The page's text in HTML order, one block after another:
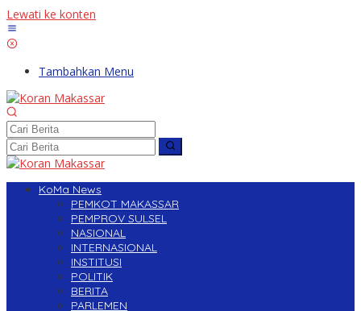
Lewati ke konten
Tambahkan Menu
KoMa News
PEMKOT MAKASSAR
PEMPROV SULSEL
NASIONAL
INTERNASIONAL
INSTITUSI
POLITIK
BERITA
PARLEMEN